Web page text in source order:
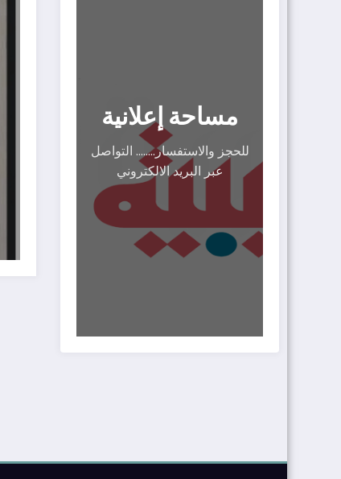
مساحة إعلانية
للحجز والاستفسار........ التواصل
عبر البريد الالكتروني